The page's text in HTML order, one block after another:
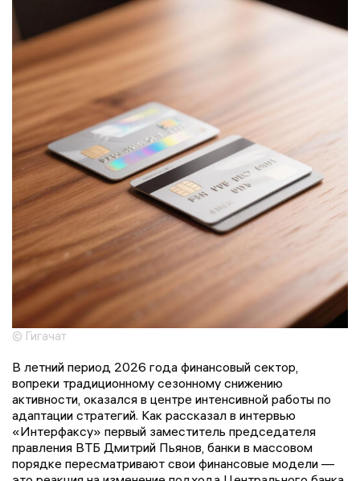
© Гигачат
В летний период 2026 года финансовый сектор,
вопреки традиционному сезонному снижению
активности, оказался в центре интенсивной работы по
адаптации стратегий. Как рассказал в интервью
«Интерфаксу» первый заместитель председателя
правления ВТБ Дмитрий Пьянов, банки в массовом
порядке пересматривают свои финансовые модели —